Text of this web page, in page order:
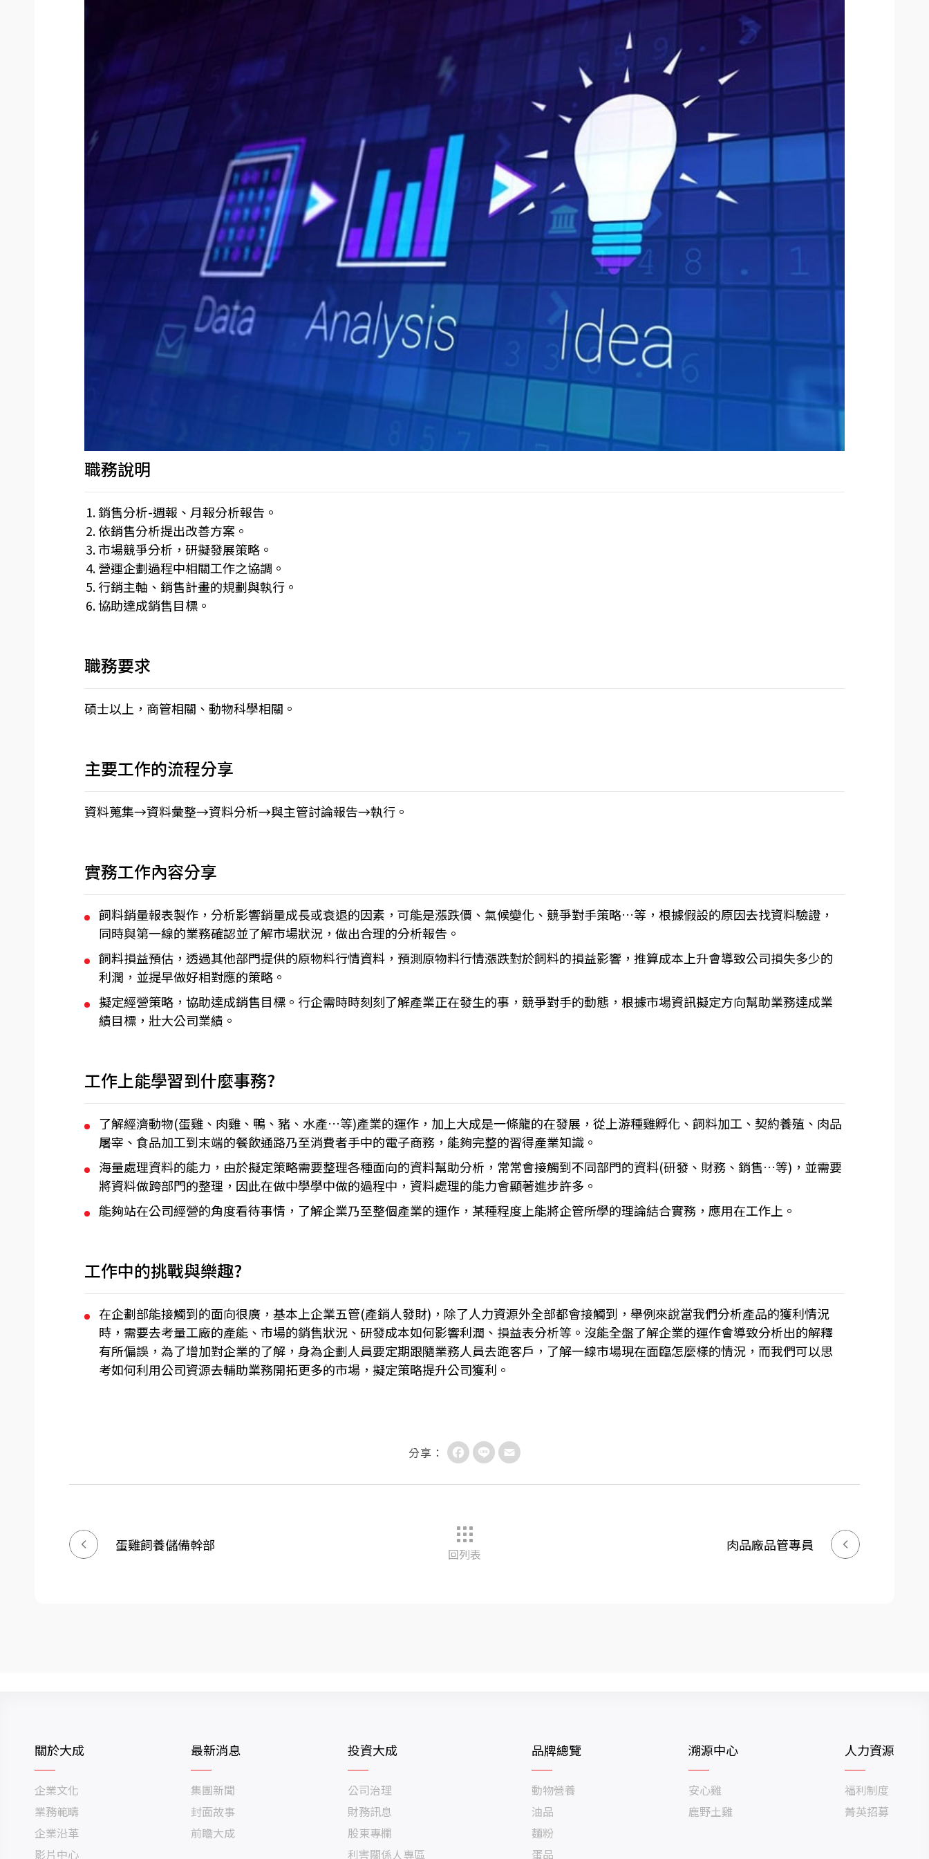
職務說明
銷售分析-週報、月報分析報告。
依銷售分析提出改善方案。
市場競爭分析，研擬發展策略。
營運企劃過程中相關工作之協調。
行銷主軸、銷售計畫的規劃與執行。
協助達成銷售目標。
職務要求
碩士以上，商管相關、動物科學相關。
主要工作的流程分享
資料蒐集→資料彙整→資料分析→與主管討論報告→執行。
實務工作內容分享
飼料銷量報表製作，分析影響銷量成長或衰退的因素，可能是漲跌價、氣候變化、競爭對手策略…等，根據假設的原因去找資料驗證，
同時與第一線的業務確認並了解市場狀況，做出合理的分析報告。
飼料損益預估，透過其他部門提供的原物料行情資料，預測原物料行情漲跌對於飼料的損益影響，推算成本上升會導致公司損失多少的
利潤，並提早做好相對應的策略。
擬定經營策略，協助達成銷售目標。行企需時時刻刻了解產業正在發生的事，競爭對手的動態，根據市場資訊擬定方向幫助業務達成業
績目標，壯大公司業績。
工作上能學習到什麼事務?
了解經濟動物(蛋雞、肉雞、鴨、豬、水產…等)產業的運作，加上大成是一條龍的在發展，從上游種雞孵化、飼料加工、契約養殖、肉品
屠宰、食品加工到末端的餐飲通路乃至消費者手中的電子商務，能夠完整的習得產業知識。
海量處理資料的能力，由於擬定策略需要整理各種面向的資料幫助分析，常常會接觸到不同部門的資料(研發、財務、銷售…等)，並需要
將資料做跨部門的整理，因此在做中學學中做的過程中，資料處理的能力會顯著進步許多。
能夠站在公司經營的角度看待事情，了解企業乃至整個產業的運作，某種程度上能將企管所學的理論結合實務，應用在工作上。
工作中的挑戰與樂趣?
在企劃部能接觸到的面向很廣，基本上企業五管(產銷人發財)，除了人力資源外全部都會接觸到，舉例來說當我們分析產品的獲利情況
時，需要去考量工廠的產能、市場的銷售狀況、研發成本如何影響利潤、損益表分析等。沒能全盤了解企業的運作會導致分析出的解釋
有所偏誤，為了增加對企業的了解，身為企劃人員要定期跟隨業務人員去跑客戶，了解一線市場現在面臨怎麼樣的情況，而我們可以思
考如何利用公司資源去輔助業務開拓更多的市場，擬定策略提升公司獲利。
分享： Facebook
Line Email
蛋雞飼養儲備幹部
回列表
肉品廠品管專員
關於大成
企業文化
業務範疇
企業沿革
影片中心
最新消息
集團新聞
封面故事
前瞻大成
投資大成
公司治理
財務訊息
股東專欄
利害關係人專區
品牌總覽
動物營養
油品
麵粉
蛋品
溯源中心
安心雞
鹿野土雞
人力資源
福利制度
菁英招募